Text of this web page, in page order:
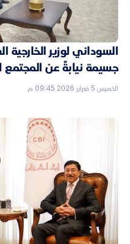
السوداني لوزير
جسيمة نيابةً عن المجتمع
الخميس 5 فبراير 2026 09:45 م